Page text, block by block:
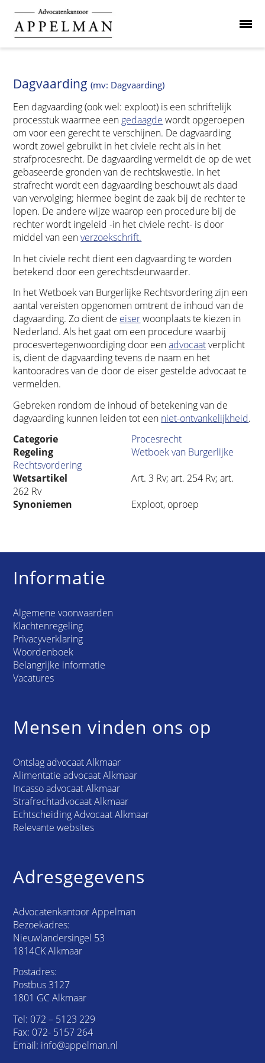
Dagvaarding(mv: Dagvaarding)
Een dagvaarding (ook wel: exploot) is een schriftelijk
processtuk waarmee een gedaagde wordt opgeroepen
om voor een gerecht te verschijnen. De dagvaarding
wordt zowel gebruikt in het civiele recht als in het
strafprocesrecht. De dagvaarding vermeldt de op de wet
gebaseerde gronden van de rechtskwestie. In het
strafrecht wordt een dagvaarding beschouwt als daad
van vervolging; hiermee begint de zaak bij de rechter te
lopen. De andere wijze waarop een procedure bij de
rechter wordt ingeleid -in het civiele recht- is door
middel van eenverzoekschrift.
In het civiele recht dient een dagvaarding te worden
betekend door een gerechtsdeurwaarder.
In het Wetboek van Burgerlijke Rechtsvordering zijn een
aantal vereisten opgenomen omtrent de inhoud van de
dagvaarding. Zo dient de eiserwoonplaats te kiezen in
Nederland. Als het gaat om een procedure waarbij
procesvertegenwoordiging door eenadvocaatverplicht
is, dient de dagvaarding tevens de naam en het
kantooradres van de door de eiser gestelde advocaat te
vermelden.
Gebreken rondom de inhoud of betekening van de
dagvaarding kunnen leiden tot een niet-ontvankelijkheid.
Categorie
Procesrecht
Regeling
Wetboek van Burgerlijke
Rechtsvordering
Wetsartikel
Art. 3 Rv; art. 254 Rv; art.
262 Rv
Synoniemen
Exploot, oproep
Informatie
Algemene voorwaarden
Klachtenregeling
Privacyverklaring
Woordenboek
Belangrijke informatie
Vacatures
Mensen vinden ons op
Ontslag advocaat Alkmaar
Alimentatie advocaat Alkmaar
Incasso advocaat Alkmaar
Strafrechtadvocaat Alkmaar
Echtscheiding Advocaat Alkmaar
Relevante websites
Adresgegevens
Advocatenkantoor Appelman
Bezoekadres:
Nieuwlandersingel 53
1814CK Alkmaar
Postadres:
Postbus 3127
1801 GC Alkmaar
Tel: 072 – 5123 229
Fax: 072- 5157 264
Email: info@appelman.nl